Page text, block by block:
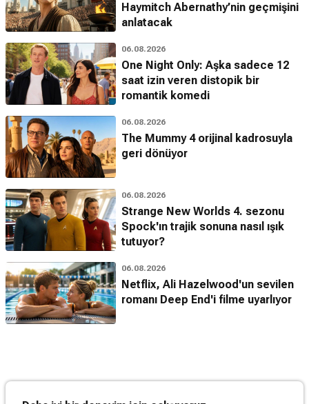
Haymitch Abernathy’nin geçmişini
anlatacak
06.08.2026
One Night Only: Aşka sadece 12
saat izin veren distopik bir
romantik komedi
06.08.2026
The Mummy 4 orijinal kadrosuyla
geri dönüyor
06.08.2026
Strange New Worlds 4. sezonu
Spock'ın trajik sonuna nasıl ışık
tutuyor?
06.08.2026
Netflix, Ali Hazelwood'un sevilen
romanı Deep End'i filme uyarlıyor